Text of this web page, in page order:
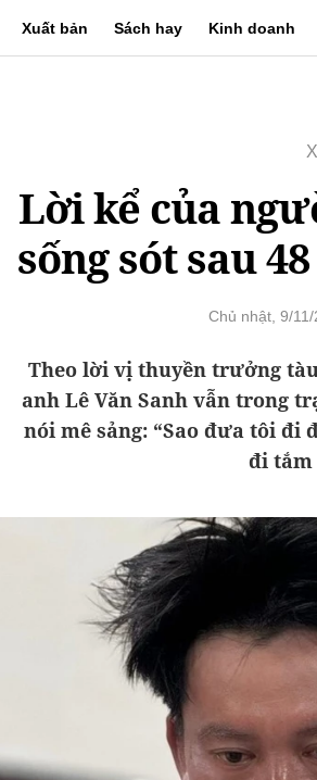
Xuất bản Sách hay Kinh doanh
Lời kể của
sống sót sau
Chủ nhật, 9/
Theo lời vị thuyền trưởng
anh Lê Văn Sanh vẫn trong
nói mê sảng: “Sao đưa tôi đi
đi tắm